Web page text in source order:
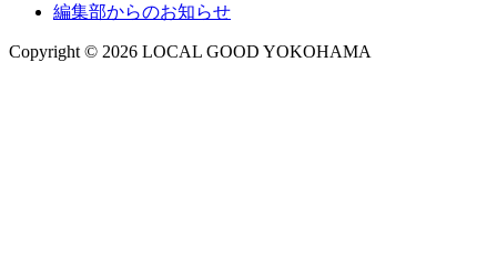
編集部からのお知らせ
Copyright © 2026 LOCAL GOOD YOKOHAMA